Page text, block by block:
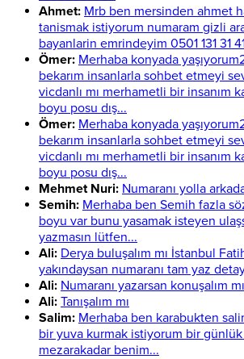
Ahmet: Mrb ben mersinden ahmet
tanismak istiyorum numaram gizli
bayanlarin emrindeyim 0501 131 31
Ömer: Merhaba konyada
bekarım insanlarla sohbet etmeyi
vicdanlı mı merhametli bir insanım
boyu posu dış...
Ömer: Merhaba konyada
bekarım insanlarla sohbet etmeyi
vicdanlı mı merhametli bir insanım
boyu posu dış...
Mehmet Nuri: Numaranı yolla
Semih: Merhaba ben Semih fazla
boyu var bunu yasamak isteyen
yazmasın lütfen...
Ali: Derya buluşalım mı İstanbul
yakındaysan numaranı tam yaz
Ali: Numaranı yazarsan konuşalım mı
Ali: Tanışalım mı
Salim: Merhaba ben karabukten
bir yuva kurmak istiyorum bir
mezarakadar benim...